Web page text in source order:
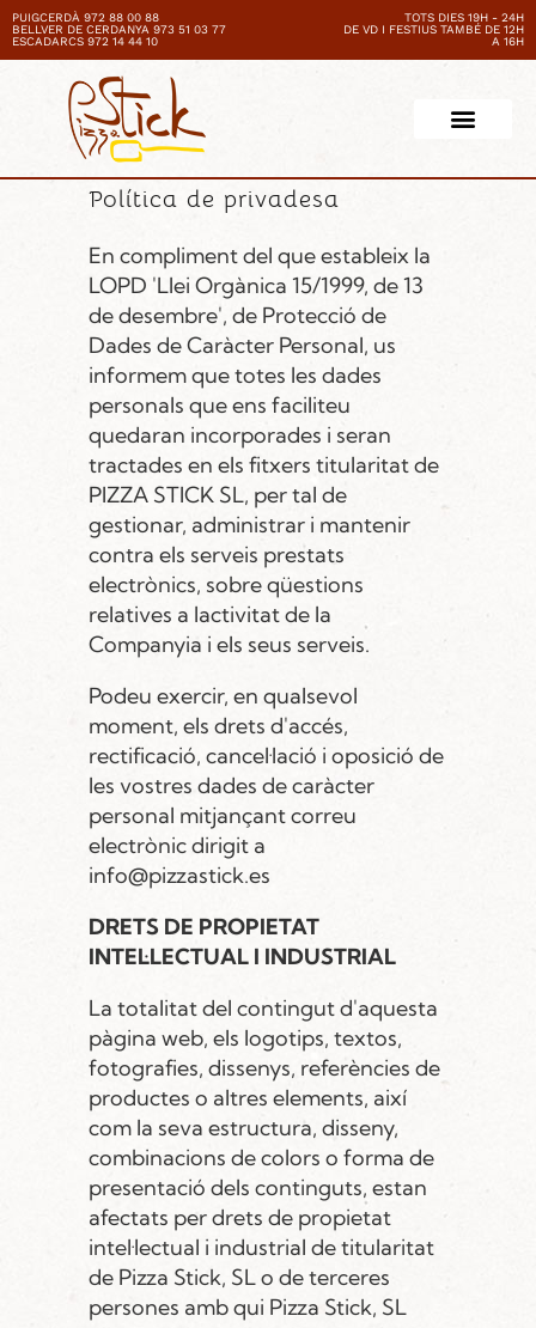
PUIGCERDÀ 972 88 00 88
BELLVER DE CERDANYA 973 51 03 77
ESCADARCS 972 14 44 10
TOTS DIES 19H - 24H
DE VD I FESTIUS TAMBÉ DE 12H
A 16H
Política de privadesa
En compliment del que estableix la
LOPD 'Llei Orgànica 15/1999, de 13
de desembre', de Protecció de
Dades de Caràcter Personal, us
informem que totes les dades
personals que ens faciliteu
quedaran incorporades i seran
tractades en els fitxers titularitat de
PIZZA STICK SL, per tal de
gestionar, administrar i mantenir
contra els serveis prestats
electrònics, sobre qüestions
relatives a lactivitat de la
Companyia i els seus serveis.
Podeu exercir, en qualsevol
moment, els drets d'accés,
rectificació, cancel·lació i oposició de
les vostres dades de caràcter
personal mitjançant correu
electrònic dirigit a
info@pizzastick.es
DRETS DE PROPIETAT
INTEL·LECTUAL I INDUSTRIAL
La totalitat del contingut d'aquesta
pàgina web, els logotips, textos,
fotografies, dissenys, referències de
productes o altres elements, així
com la seva estructura, disseny,
combinacions de colors o forma de
presentació dels continguts, estan
afectats per drets de propietat
intel·lectual i industrial de titularitat
de Pizza Stick, SL o de terceres
persones amb qui Pizza Stick, SL